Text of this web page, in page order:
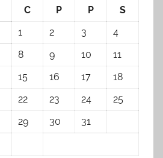
C P P S
1 2 3
4
8 9 10
11
15 16 17
18
22 23 24
25
29 30 31